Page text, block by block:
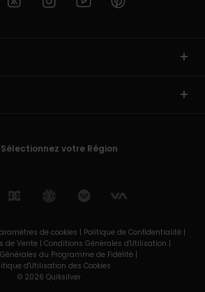
Sélectionnez votre Région
de cookies | Politique de Confidentialité |
de Vente | Conditions Générales d'Utilisation |
du Programme de Fidélité |
d'Utilisation des Cookies
© 2026 Quiksilver